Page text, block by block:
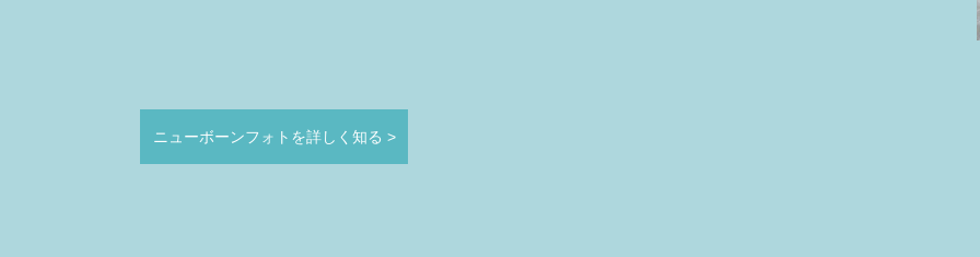
ニューボーンフォトを詳しく知る >